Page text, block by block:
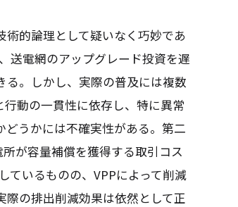
的論理として疑いなく巧妙であ
送電網のアップグレード投資を遅
。しかし、実際の普及には複数
動の一貫性に依存し、特に異常
うかには不確実性がある。第二
が容量補償を獲得する取引コス
ているものの、VPPによって削減
の排出削減効果は依然として正